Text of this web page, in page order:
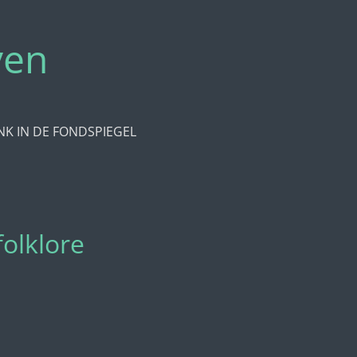
IN DE FONDSPIEGEL